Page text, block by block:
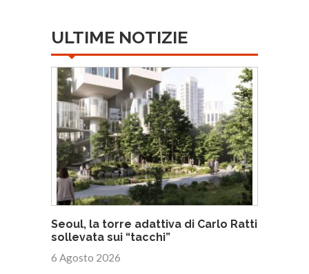
ULTIME NOTIZIE
Seoul, la torre adattiva di Carlo Ratti
sollevata sui “tacchi”
6 Agosto 2026